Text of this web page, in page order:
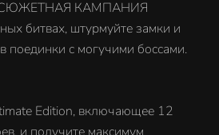
КАМПАНИЯ
битвах, штурмуйте замки и
поединки с могучими боссами.
Edition, включающее 12